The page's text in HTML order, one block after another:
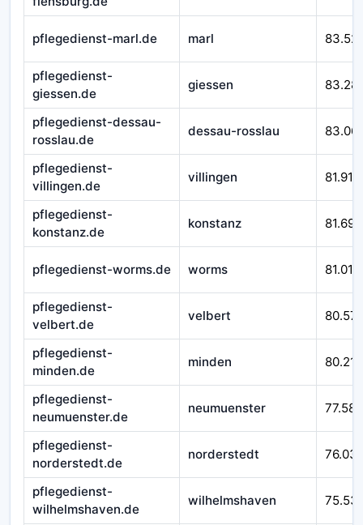
pflegedienst-marl.de marl
pflegedienst-
giessen.de
giessen
pflegedienst-dessau-
rosslau.de
dessau-rosslau 83.061
pflegedienst-
villingen.de
villingen 81.916
pflegedienst-
konstanz.de
konstanz 81.692
pflegedienst-worms.de worms 81.010
pflegedienst-
velbert.de
velbert
pflegedienst-
minden.de
minden 80.212
pflegedienst-
neumuenster.de
neumuenster 77.588
pflegedienst-
norderstedt.de
norderstedt
pflegedienst-
wilhelmshaven.de
wilhelmshaven